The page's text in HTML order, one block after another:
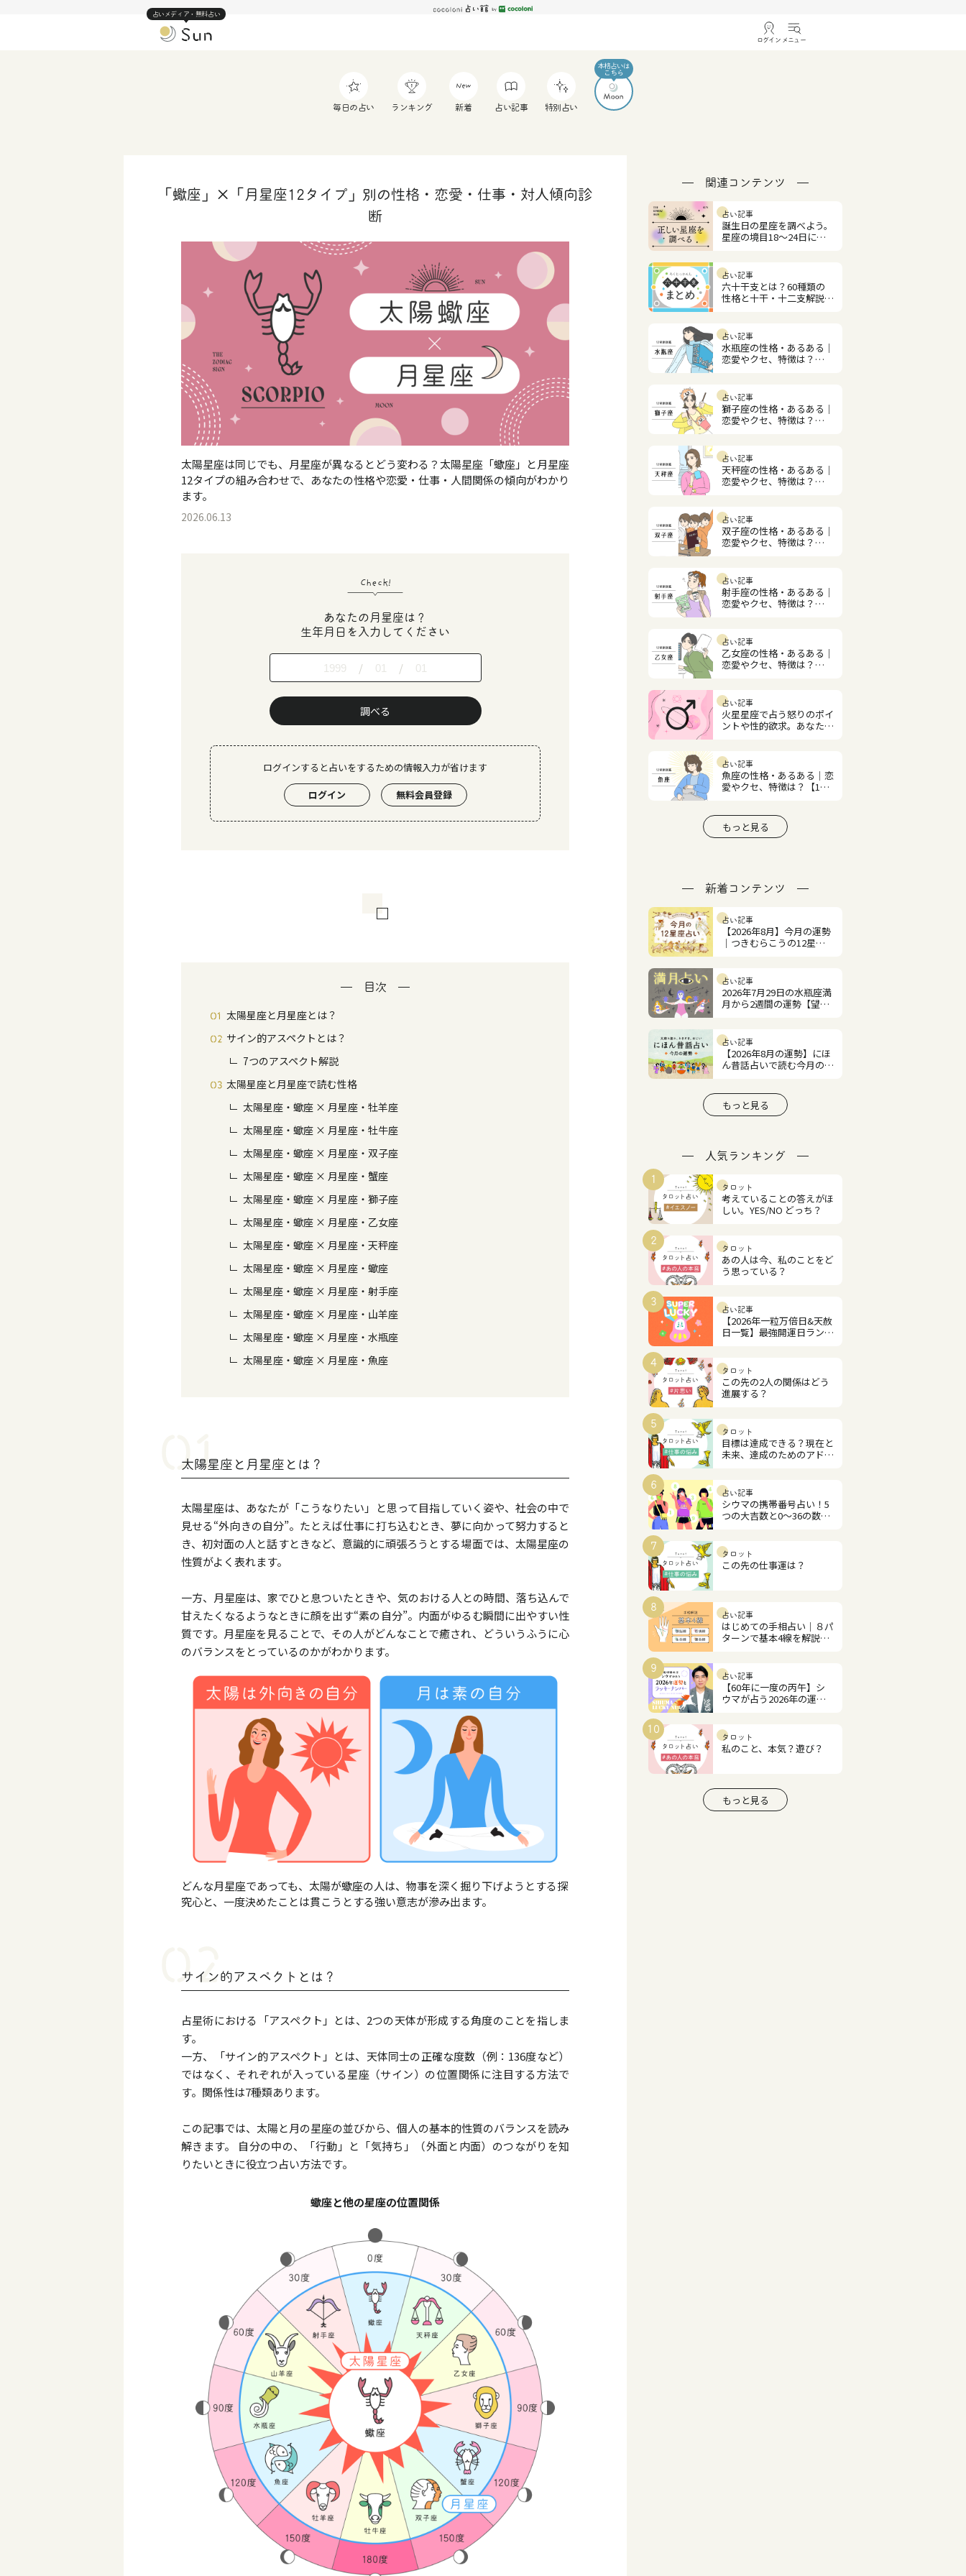
占いメディア・無料占い
ログイン メニュー
毎日の占い ランキング 新着 占い記事 特別占い
「蠍座」×「月星座12タイプ」別の性格・恋愛・仕事・対人傾向診
断
太陽星座は同じでも、月星座が異なるとどう変わる？太陽星座「蠍座」と月星座
12タイプの組み合わせで、あなたの性格や恋愛・仕事・人間関係の傾向がわかり
ます。
2026.06.13
Check!
あなたの月星座は？
生年月日を入力してください
/ /
調べる
ログインすると占いをするための情報入力が省けます
ログイン
無料会員登録
目次
太陽星座と月星座とは？
サイン的アスペクトとは？
7つのアスペクト解説
太陽星座と月星座で読む性格
太陽星座・蠍座 × 月星座・牡羊座
太陽星座・蠍座 × 月星座・牡牛座
太陽星座・蠍座 × 月星座・双子座
太陽星座・蠍座 × 月星座・蟹座
太陽星座・蠍座 × 月星座・獅子座
太陽星座・蠍座 × 月星座・乙女座
太陽星座・蠍座 × 月星座・天秤座
太陽星座・蠍座 × 月星座・蠍座
太陽星座・蠍座 × 月星座・射手座
太陽星座・蠍座 × 月星座・山羊座
太陽星座・蠍座 × 月星座・水瓶座
太陽星座・蠍座 × 月星座・魚座
太陽星座と月星座とは？
太陽星座は、あなたが「こうなりたい」と思って目指していく姿や、社会の中で
見せる“外向きの自分”。たとえば仕事に打ち込むとき、夢に向かって努力すると
き、初対面の人と話すときなど、意識的に頑張ろうとする場面では、太陽星座の
性質がよく表れます。
一方、月星座は、家でひと息ついたときや、気のおける人との時間、落ち込んで
甘えたくなるようなときに顔を出す“素の自分”。内面がゆるむ瞬間に出やすい性
質です。月星座を見ることで、その人がどんなことで癒され、どういうふうに心
のバランスをとっているのかがわかります。
どんな月星座であっても、太陽が蠍座の人は、物事を深く掘り下げようとする探
究心と、一度決めたことは貫こうとする強い意志が滲み出ます。
サイン的アスペクトとは？
占星術における「アスペクト」とは、2つの天体が形成する角度のことを指しま
す。
一方、「サイン的アスペクト」とは、天体同士の正確な度数（例：136度など）
ではなく、それぞれが入っている星座（サイン）の位置関係に注目する方法で
す。関係性は7種類あります。
この記事では、太陽と月の星座の並びから、個人の基本的性質のバランスを読み
解きます。 自分の中の、「行動」と「気持ち」（外面と内面）のつながりを知
りたいときに役立つ占い方法です。
蠍座と他の星座の位置関係
関連コンテンツ
占い記事
誕生日の星座を調べよう。
星座の境目18〜24日に生
占い記事
六十干支とは？60種類の
性格と十干・十二支解説
占い記事
水瓶座の性格・あるある｜
恋愛やクセ、特徴は？
占い記事
獅子座の性格・あるある｜
恋愛やクセ、特徴は？
占い記事
天秤座の性格・あるある｜
恋愛やクセ、特徴は？
占い記事
双子座の性格・あるある｜
恋愛やクセ、特徴は？
占い記事
射手座の性格・あるある｜
恋愛やクセ、特徴は？
占い記事
乙女座の性格・あるある｜
恋愛やクセ、特徴は？
占い記事
火星星座で占う怒りのポイ
ントや性的欲求。あなたの
占い記事
魚座の性格・あるある｜恋
愛やクセ、特徴は？【12
もっと見る
新着コンテンツ
占い記事
【2026年8月】今月の運勢
｜つきむらこうの12星座
占い記事
2026年7月29日の水瓶座満
月から2週間の運勢【望月
占い記事
【2026年8月の運勢】にほ
ん昔話占いで読む今月の占
もっと見る
人気ランキング
1
タロット
考えていることの答えがほ
しい。YES/NO どっち？
2
タロット
あの人は今、私のことをど
う思っている？
3
占い記事
【2026年一粒万倍日&天赦
日一覧】最強開運日ランキ
4
タロット
この先の2人の関係はどう
進展する？
5
タロット
目標は達成できる？現在と
未来、達成のためのアドバ
6
占い記事
シウマの携帯番号占い！5
つの大吉数と0～36の数字
7
タロット
この先の仕事運は？
8
占い記事
はじめての手相占い｜８パ
ターンで基本4線を解説！
9
占い記事
【60年に一度の丙午】シ
ウマが占う2026年の運勢
10
タロット
私のこと、本気？遊び？
もっと見る